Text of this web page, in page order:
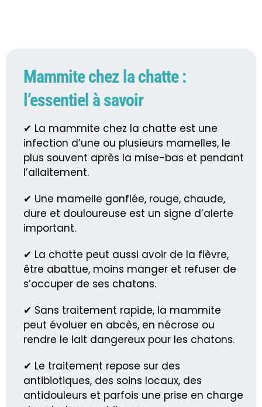
Mammite chez la chatte :
l’essentiel à savoir
✔ La mammite chez la chatte est une
infection d’une ou plusieurs mamelles, le
plus souvent après la mise-bas et pendant
l’allaitement.
✔ Une mamelle gonflée, rouge, chaude,
dure et douloureuse est un signe d’alerte
important.
✔ La chatte peut aussi avoir de la fièvre,
être abattue, moins manger et refuser de
s’occuper de ses chatons.
✔ Sans traitement rapide, la mammite
peut évoluer en abcès, en nécrose ou
rendre le lait dangereux pour les chatons.
✔ Le traitement repose sur des
antibiotiques, des soins locaux, des
antidouleurs et parfois une prise en charge